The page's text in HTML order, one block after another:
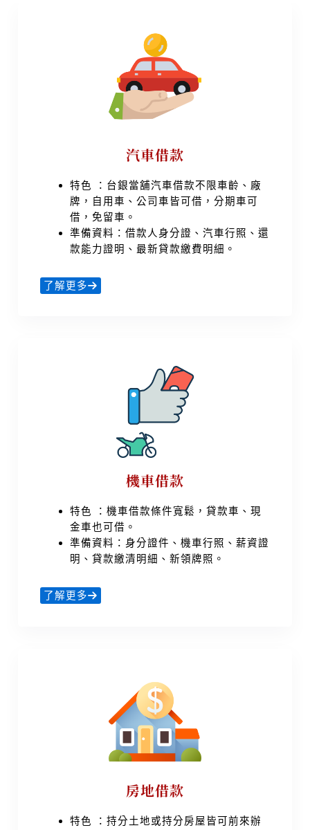
汽車借款
特色 ：台銀當舖汽車借款不限車齡、廠
牌，自用車、公司車皆可借，分期車可
借，免留車。
準備資料：借款人身分證、汽車行照、還
款能力證明、最新貸款繳費明細。
了解更多
機車借款
特色 ：機車借款條件寬鬆，貸款車、現
金車也可借。
準備資料：身分證件、機車行照、薪資證
明、貸款繳清明細、新領牌照。
了解更多
房地借款
特色 ：持分土地或持分房屋皆可前來辦